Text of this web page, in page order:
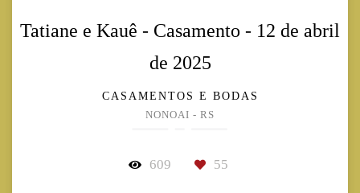
Tatiane e Kauê - Casamento - 12 de abril
de 2025
CASAMENTOS E BODAS
NONOAI - RS
609 55